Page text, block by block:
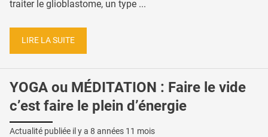
traiter le glioblastome, un type ...
LIRE LA SUITE
YOGA ou MÉDITATION : Faire le vide
c’est faire le plein d’énergie
Actualité publiée il y a 8 années 11 mois